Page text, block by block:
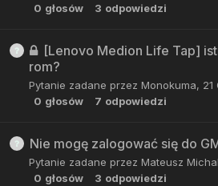
0 głosów 3 odpowiedzi
[Lenovo Medion Life Tap]
rom?
Pytanie zadane przez Monokuma, 21
0 głosów 7 odpowiedzi
Nie mogę zalogować się do
Pytanie zadane przez Mateusz
0 głosów 3 odpowiedzi